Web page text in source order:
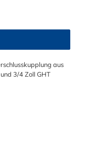
Sie können